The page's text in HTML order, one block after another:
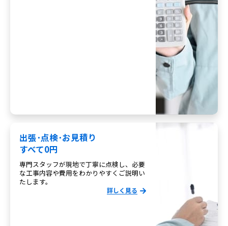
出張･点検･お見積り
すべて0円
専門スタッフが現地で丁寧に点検し、必要
な工事内容や費用をわかりやすくご説明い
たします。
詳しく見る